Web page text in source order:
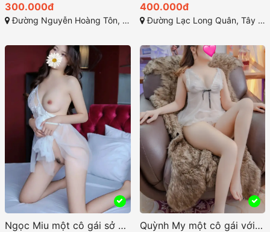
300.000đ
Đường Nguyễn Hoàng Tôn, Xuân La, Tây Hồ, Hà Nội
400.000đ
Đường Lạc Long Quân, Tây Hồ, Hà Nội
Ngọc Miu một cô gái sở hữu vẻ đẹp quyến rũ và cuốn hút
Quỳnh My một cô gái với nét đẹp thuần khiết đáng yêu